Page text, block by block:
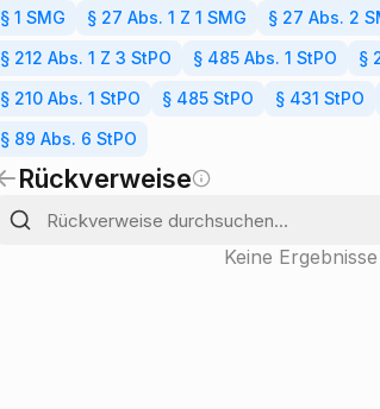
§ 1 SMG § 27 Abs. 1 Z 1 SMG § 27 Abs. 2
§ 212 Abs. 1 Z 3 StPO § 485 Abs. 1 StPO §
§ 210 Abs. 1 StPO § 485 StPO § 431 StPO
§ 89 Abs. 6 StPO
Rückverweise
Keine